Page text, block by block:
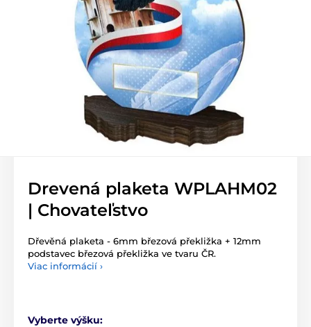
Drevená plaketa WPLAHM02
| Chovateľstvo
Dřevěná plaketa - 6mm březová překližka + 12mm
podstavec březová překližka ve tvaru ČR.
Viac informácií ›
Vyberte výšku: